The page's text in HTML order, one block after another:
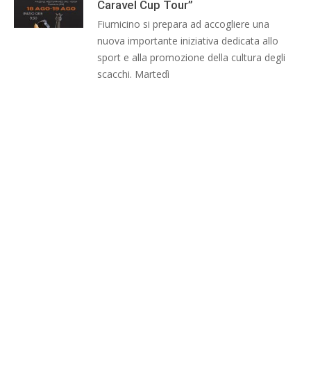
Caravel Cup Tour”
Fiumicino si prepara ad accogliere una
nuova importante iniziativa dedicata allo
sport e alla promozione della cultura degli
scacchi. Martedì